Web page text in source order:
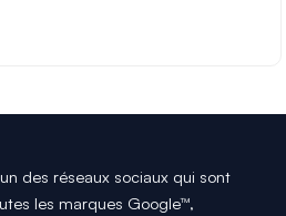
des réseaux sociaux qui sont
les marques Google™,